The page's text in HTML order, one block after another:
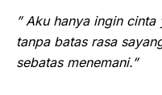
” Aku hanya ingin
tanpa batas rasa
sebatas menemani.”